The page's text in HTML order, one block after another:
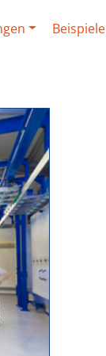
Beispiele